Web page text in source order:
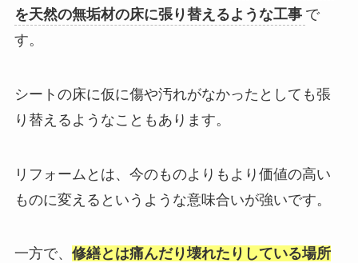
を天然の無垢材の床に張り替えるような工事 で
す。
シートの床に仮に傷や汚れがなかったとしても張
り替えるようなこともあります。
リフォームとは、今のものよりもより価値の高い
ものに変えるというような意味合いが強いです。
一方で、 修繕とは痛んだり壊れたりしている場所